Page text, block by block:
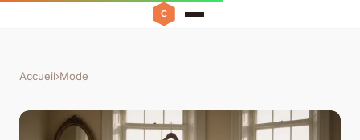
Accueil›Mode